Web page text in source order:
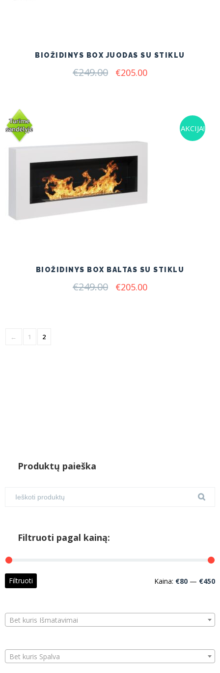
BIOŽIDINYS BOX JUODAS SU STIKLU
€249.00 Original
€205.00Current
AKCIJA!
BIOŽIDINYS BOX BALTAS SU STIKLU
€249.00 Original
€205.00Current
← 1 2
Produktų paieška
Filtruoti pagal kainą:
Filtruoti Kaina: €80 — €450
Bet kuris Išmatavimai
Bet kuris Spalva